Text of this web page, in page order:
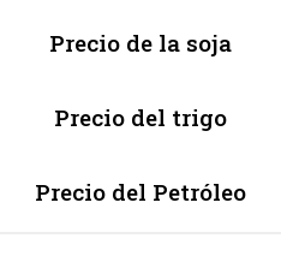
Precio de la soja
Precio del trigo
Precio del Petróleo